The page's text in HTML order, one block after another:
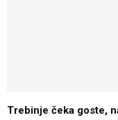
Trebinje čeka goste,